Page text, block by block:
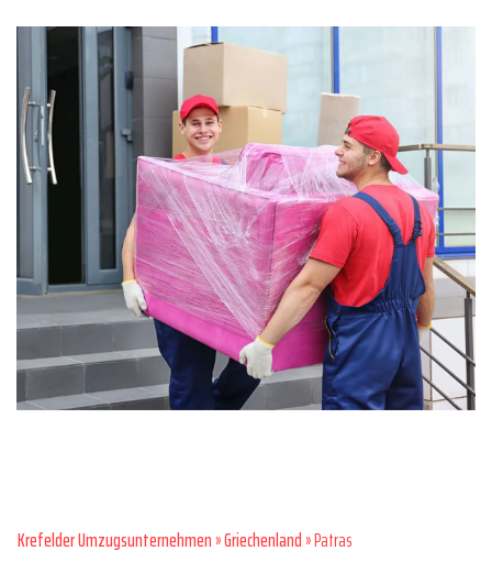
Krefelder Umzugsunternehmen»Griechenland» Patras